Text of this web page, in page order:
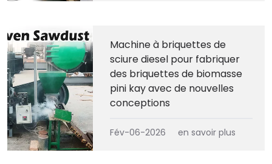
Machine à briquettes de
sciure diesel pour fabriquer
des briquettes de biomasse
pini kay avec de nouvelles
conceptions
Fév-06-2026 en savoir plus